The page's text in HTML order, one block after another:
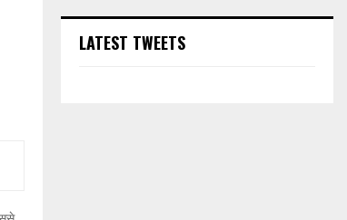
LATEST TWEETS